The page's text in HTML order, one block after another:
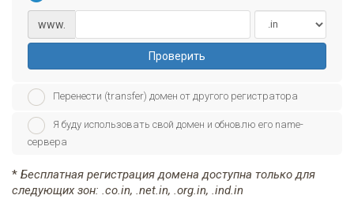
www.
Проверить
Перенести (transfer) домен от другого регистратора
Я буду использовать свой домен и обновлю его name-
сервера
* Бесплатная регистрация домена доступна только для
следующих зон: .co.in, .net.in, .org.in, .ind.in